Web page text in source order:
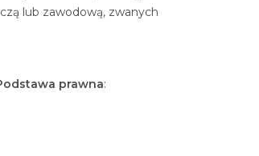
lub zawodową, zwanych
prawna: